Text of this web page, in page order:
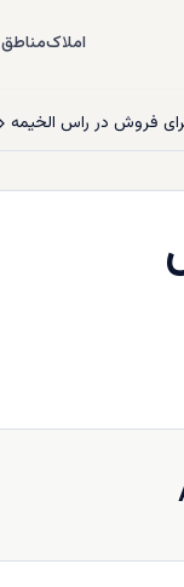
املاکمناطق
فروش در راس الخیمه